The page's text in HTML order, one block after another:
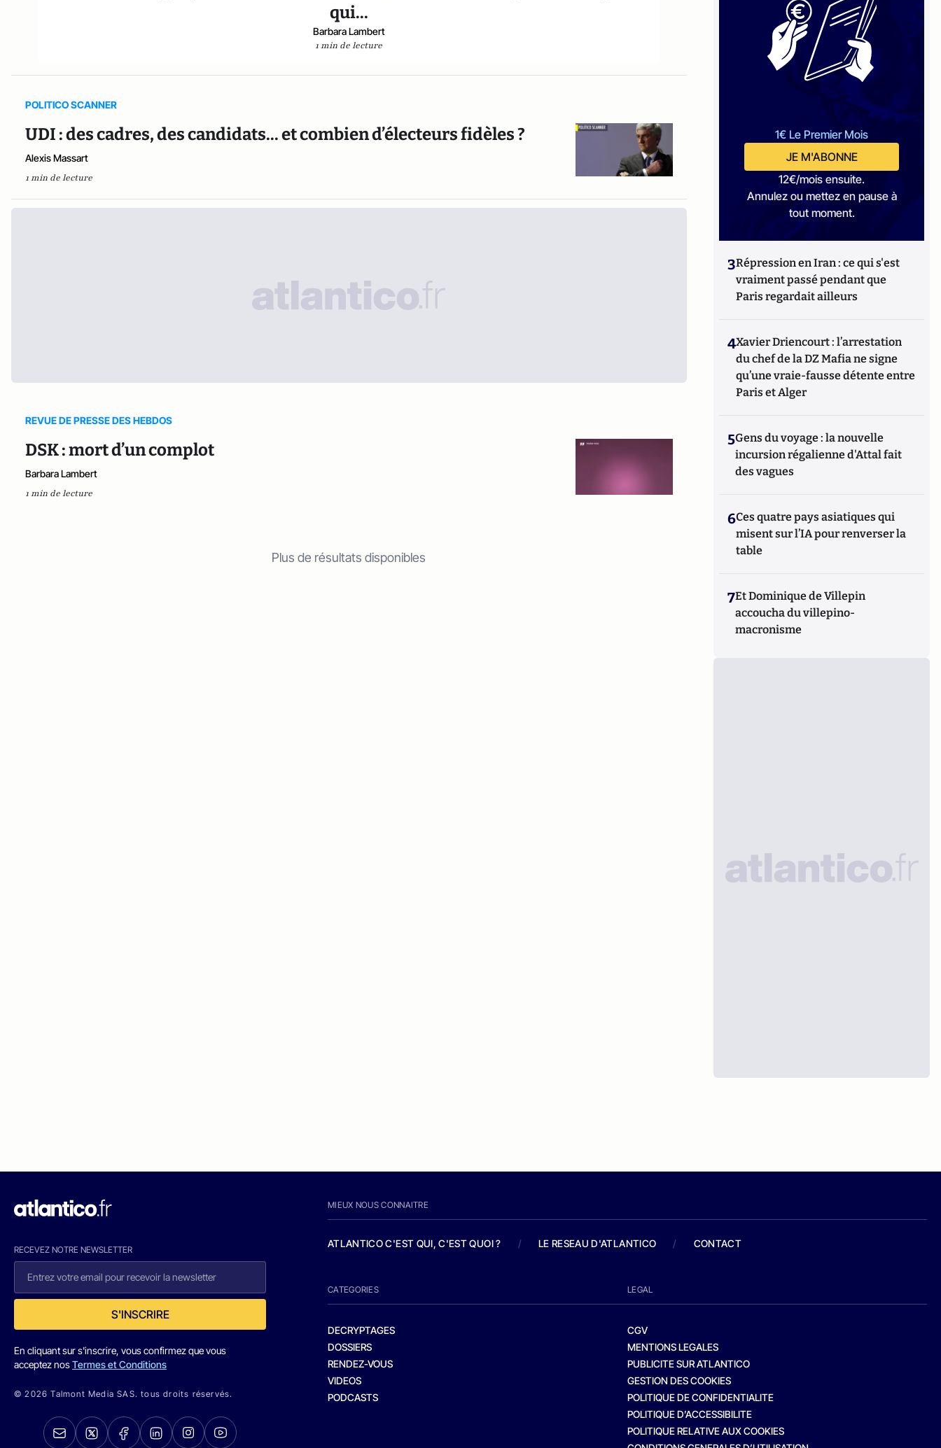
qui...
Barbara Lambert
1 min de lecture
POLITICO SCANNER
UDI : des cadres, des candidats... et combien d’électeurs fidèles ?
Alexis Massart
1 min de lecture
REVUE DE PRESSE DES HEBDOS
DSK : mort d’un complot
Barbara Lambert
1 min de lecture
Plus de résultats disponibles
1€ Le Premier Mois
JE M'ABONNE
12€/mois ensuite.
Annulez ou mettez en pause à
tout moment.
3Répression en Iran : ce qui s'est
vraiment passé pendant que
Paris regardait ailleurs
4Xavier Driencourt : l’arrestation
du chef de la DZ Mafia ne signe
qu’une vraie-fausse détente entre
Paris et Alger
5Gens du voyage : la nouvelle
incursion régalienne d'Attal fait
des vagues
6Ces quatre pays asiatiques qui
misent sur l’IA pour renverser la
table
7Et Dominique de Villepin
accoucha du villepino-
macronisme
RECEVEZ NOTRE NEWSLETTER
S'INSCRIRE
En cliquant sur s'inscrire, vous confirmez que vous
acceptez nosTermes et Conditions
© 2026 Talmont Media SAS. tous droits réservés.
MIEUX NOUS CONNAITRE
ATLANTICO C'EST QUI, C'EST QUOI ? / LE RESEAU D'ATLANTICO / CONTACT
CATEGORIES
DECRYPTAGES
DOSSIERS
RENDEZ-VOUS
VIDEOS
PODCASTS
LEGAL
CGV
MENTIONS LEGALES
PUBLICITE SUR ATLANTICO
GESTION DES COOKIES
POLITIQUE DE CONFIDENTIALITE
POLITIQUE D’ACCESSIBILITE
POLITIQUE RELATIVE AUX COOKIES